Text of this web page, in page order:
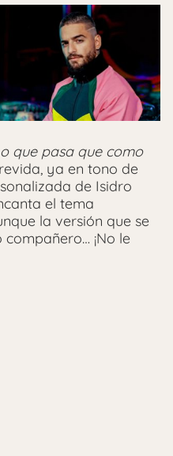
que pasa que como
ya en tono de
de Isidro
el tema
la versión que se
¡No le